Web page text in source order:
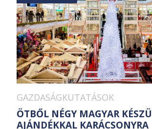
GAZDASÁGKUTATÁSOK
ÖTBŐL NÉGY MAGYAR
AJÁNDÉKKAL KARÁCSONYRA